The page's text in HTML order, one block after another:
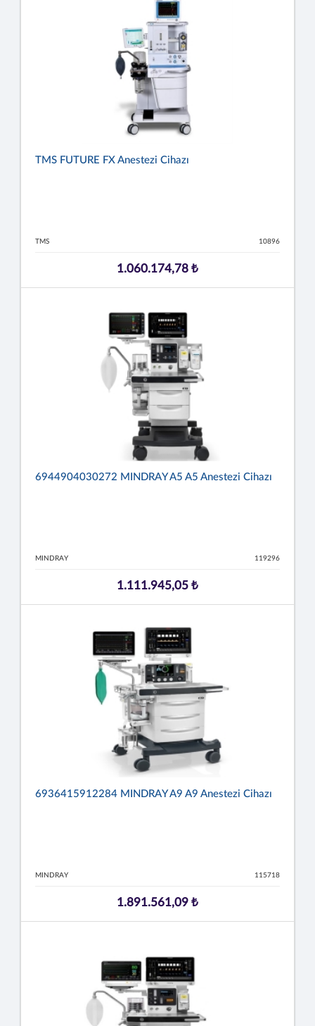
TMS FUTURE FX Anestezi Cihazı
TMS 10896
1.060.174,78 ₺
6944904030272 MINDRAY A5 A5 Anestezi Cihazı
MINDRAY 119296
1.111.945,05 ₺
6936415912284 MINDRAY A9 A9 Anestezi Cihazı
MINDRAY 115718
1.891.561,09 ₺